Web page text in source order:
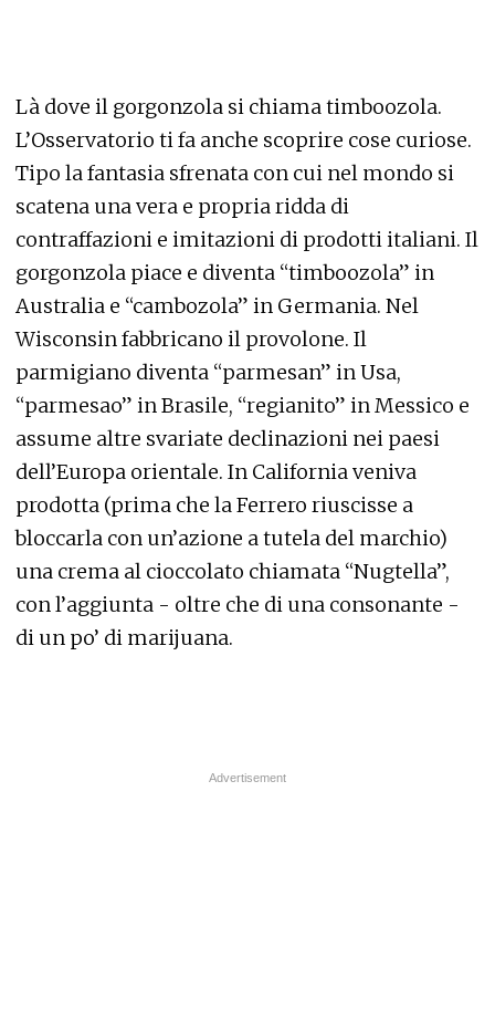
Là dove il gorgonzola si chiama timboozola.
L’Osservatorio ti fa anche scoprire cose curiose.
Tipo la fantasia sfrenata con cui nel mondo si
scatena una vera e propria ridda di
contraffazioni e imitazioni di prodotti italiani. Il
gorgonzola piace e diventa “timboozola” in
Australia e “cambozola” in Germania. Nel
Wisconsin fabbricano il provolone. Il
parmigiano diventa “parmesan” in Usa,
“parmesao” in Brasile, “regianito” in Messico e
assume altre svariate declinazioni nei paesi
dell’Europa orientale. In California veniva
prodotta (prima che la Ferrero riuscisse a
bloccarla con un’azione a tutela del marchio)
una crema al cioccolato chiamata “Nugtella”,
con l’aggiunta - oltre che di una consonante -
di un po’ di marijuana.